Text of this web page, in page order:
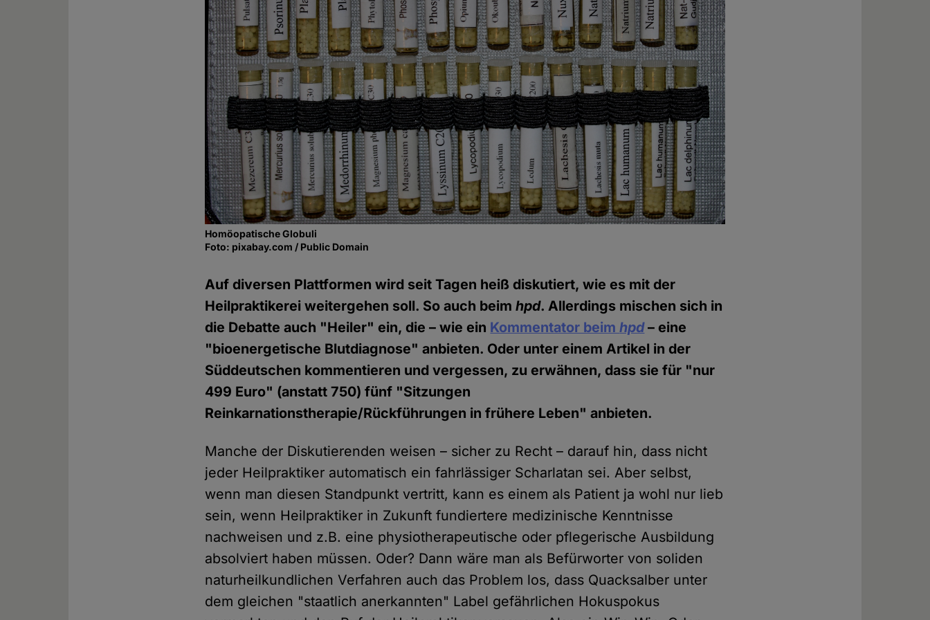
Homöopatische Globuli
Foto: pixabay.com / Public Domain
Auf diversen Plattformen wird seit Tagen heiß diskutiert, wie es mit der
Heilpraktikerei weitergehen soll. So auch beimhpd. Allerdings mischen sich in
die Debatte auch "Heiler" ein, die – wie ein Kommentator beimhpd– eine
"bioenergetische Blutdiagnose" anbieten. Oder unter einem Artikel in der
Süddeutschen kommentieren und vergessen, zu erwähnen, dass sie für "nur
499 Euro" (anstatt 750) fünf "Sitzungen
Reinkarnationstherapie/Rückführungen in frühere Leben" anbieten.
Manche der Diskutierenden weisen – sicher zu Recht – darauf hin, dass nicht
jeder Heilpraktiker automatisch ein fahrlässiger Scharlatan sei. Aber selbst,
wenn man diesen Standpunkt vertritt, kann es einem als Patient ja wohl nur lieb
sein, wenn Heilpraktiker in Zukunft fundiertere medizinische Kenntnisse
nachweisen und z.B. eine physiotherapeutische oder pflegerische Ausbildung
absolviert haben müssen. Oder? Dann wäre man als Befürworter von soliden
naturheilkundlichen Verfahren auch das Problem los, dass Quacksalber unter
dem gleichen "staatlich anerkannten" Label gefährlichen Hokuspokus